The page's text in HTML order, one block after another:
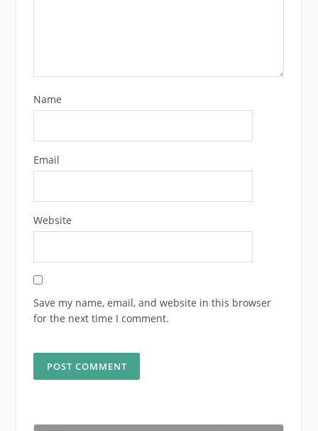
Name
Email
Website
Save my name, email, and website in this browser
for the next time I comment.